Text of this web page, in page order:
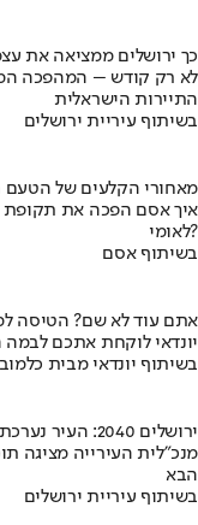
כך ירושלים ממציאה את
לא רק קודש – המהפכה
התיירות הישראלית
בשיתוף עיריית ירושלים
מאחורי הקלעים של הטעם
לאומי?
בשיתוף אסם
אתם עוד לא שם? הטיסה
יונדאי לוקחת אתכם לבמה
בשיתוף יונדאי מבית
ירושלים 2040: העיר נערכת ל- 1.5 מליון תושבים
מנכ"לית העירייה מציגה
הבא
בשיתוף עיריית ירושלים